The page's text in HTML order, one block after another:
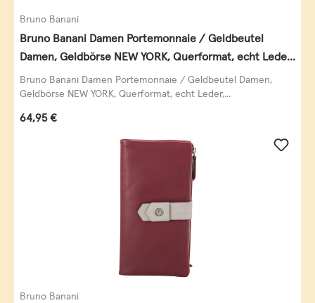
Bruno Banani
Bruno Banani Damen Portemonnaie / Geldbeutel
Damen, Geldbörse NEW YORK, Querformat, echt Leder,
schwarz
Bruno Banani Damen Portemonnaie / Geldbeutel Damen,
Geldbörse NEW YORK, Querformat, echt Leder,...
Regulärer Preis:
64,95 €
Bruno Banani